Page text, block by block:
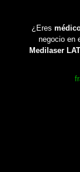
¿Eres
negocio en
Medilaser